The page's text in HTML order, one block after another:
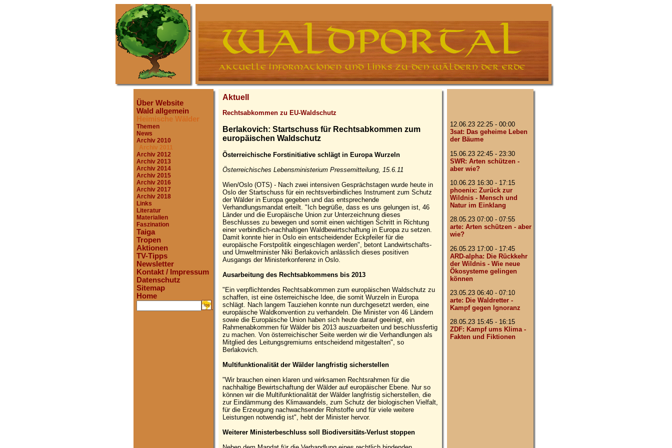
Über Website
Wald allgemein
Heimische Wälder
Themen
News
Archiv 2010
Archiv 2011
Archiv 2012
Archiv 2013
Archiv 2014
Archiv 2015
Archiv 2016
Archiv 2017
Archiv 2018
Links
Literatur
Materialien
Faszination
Taiga
Tropen
Aktionen
TV-Tipps
Newsletter
Kontakt / Impressum
Datenschutz
Sitemap
Home
.
Aktuell
Rechtsabkommen zu EU-Waldschutz
Berlakovich: Startschuss für Rechtsabkommen zum
europäischen Waldschutz
Österreichische Forstinitiative schlägt in Europa Wurzeln
Österreichisches Lebensministerium Pressemitteilung, 15.6.11
Wien/Oslo (OTS) - Nach zwei intensiven Gesprächstagen wurde heute in
Oslo der Startschuss für ein rechtsverbindliches Instrument zum Schutz
der Wälder in Europa gegeben und das entsprechende
Verhandlungsmandat erteilt. "Ich begrüße, dass es uns gelungen ist, 46
Länder und die Europäische Union zur Unterzeichnung dieses
Beschlusses zu bewegen und somit einen wichtigen Schritt in Richtung
einer verbindlich-nachhaltigen Waldbewirtschaftung in Europa zu setzen.
Damit konnte hier in Oslo ein entscheidender Eckpfeiler für die
europäische Forstpolitik eingeschlagen werden", betont Landwirtschafts-
und Umweltminister Niki Berlakovich anlässlich dieses positiven
Ausgangs der Ministerkonferenz in Oslo.
Ausarbeitung des Rechtsabkommens bis 2013
"Ein verpflichtendes Rechtsabkommen zum europäischen Waldschutz zu
schaffen, ist eine österreichische Idee, die somit Wurzeln in Europa
schlägt. Nach langem Tauziehen konnte nun durchgesetzt werden, eine
europäische Waldkonvention zu verhandeln. Die Minister von 46 Ländern
sowie die Europäische Union haben sich heute darauf geeinigt, ein
Rahmenabkommen für Wälder bis 2013 auszuarbeiten und beschlussfertig
zu machen. Von österreichischer Seite werden wir die Verhandlungen als
Mitglied des Leitungsgremiums entscheidend mitgestalten", so
Berlakovich.
Multifunktionalität der Wälder langfristig sicherstellen
"Wir brauchen einen klaren und wirksamen Rechtsrahmen für die
nachhaltige Bewirtschaftung der Wälder auf europäischer Ebene. Nur so
können wir die Multifunktionalität der Wälder langfristig sicherstellen, die
zur Eindämmung des Klimawandels, zum Schutz der biologischen Vielfalt,
für die Erzeugung nachwachsender Rohstoffe und für viele weitere
Leistungen notwendig ist", hebt der Minister hervor.
Weiterer Ministerbeschluss soll Biodiversitäts-Verlust stoppen
12.06.23 22:25 - 00:00
3sat: Das geheime Leben
der Bäume
15.06.23 22:45 - 23:30
SWR: Arten schützen -
aber wie?
10.06.23 16:30 - 17:15
phoenix: Zurück zur
Wildnis - Mensch und
Natur im Einklang
28.05.23 07:00 - 07:55
arte: Arten schützen - aber
wie?
26.05.23 17:00 - 17:45
ARD-alpha: Die Rückkehr
der Wildnis - Wie neue
Ökosysteme gelingen
können
23.05.23 06:40 - 07:10
arte: Die Waldretter -
Kampf gegen Ignoranz
28.05.23 15:45 - 16:15
ZDF: Kampf ums Klima -
Fakten und Fiktionen